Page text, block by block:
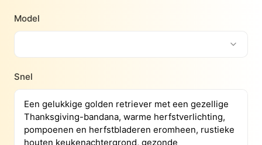
Model
Snel